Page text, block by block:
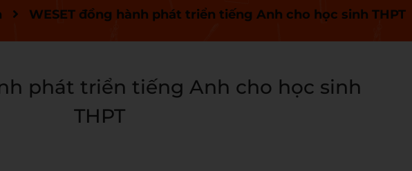
WESET đồng hành phát triển tiếng Anh cho học sinh THPT
phát triển tiếng Anh cho học sinh
THPT